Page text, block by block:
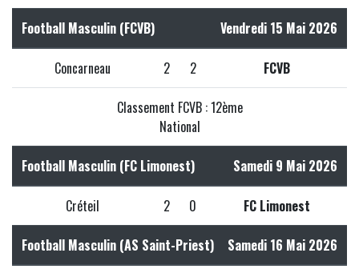
Football Masculin (FCVB) Vendredi 15 Mai 2026
Concarneau 2 2 FCVB
Classement FCVB : 12ème
National
Football Masculin (FC Limonest) Samedi 9 Mai 2026
Créteil 2 0 FC Limonest
Football Masculin (AS Saint-Priest) Samedi 16 Mai 2026